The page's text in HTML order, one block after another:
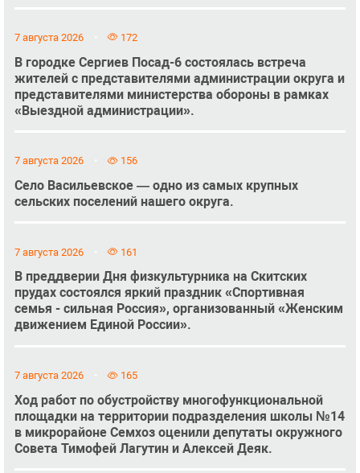
7 августа 2026 172
В городке Сергиев Посад-6 состоялась встреча
жителей с представителями администрации округа и
представителями министерства обороны в рамках
«Выездной администрации».
7 августа 2026 156
Село Васильевское — одно из самых крупных
сельских поселений нашего округа.
7 августа 2026 161
В преддверии Дня физкультурника на Скитских
прудах состоялся яркий праздник «Спортивная
семья - сильная Россия», организованный «Женским
движением Единой России».
7 августа 2026 165
Ход работ по обустройству многофункциональной
площадки на территории подразделения школы №14
в микрорайоне Семхоз оценили депутаты окружного
Совета Тимофей Лагутин и Алексей Деяк.